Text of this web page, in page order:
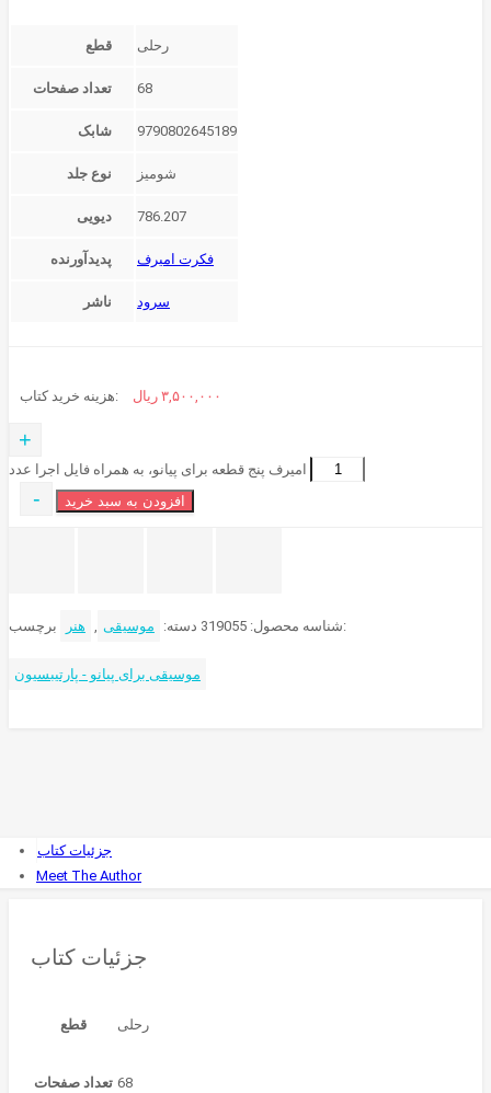
قطع رحلی
تعداد صفحات 68
شابک 9790802645189
نوع جلد شومیز
دیویی 786.207
پدیدآورنده فکرت امیرف
ناشر سرود
هزینه خرید کتاب: ۳,۵۰۰,۰۰۰ ریال
+
امیرف پنج قطعه برای پیانو، به همراه فایل اجرا عدد
- افزودن به سبد خرید
شناسه محصول: 319055 دسته: موسیقی هنر برچسب:
موسیقی برای پیانو - پارتیبسیون
جزئیات کتاب
Meet The Author
جزئیات کتاب
قطع رحلی
تعداد صفحات 68